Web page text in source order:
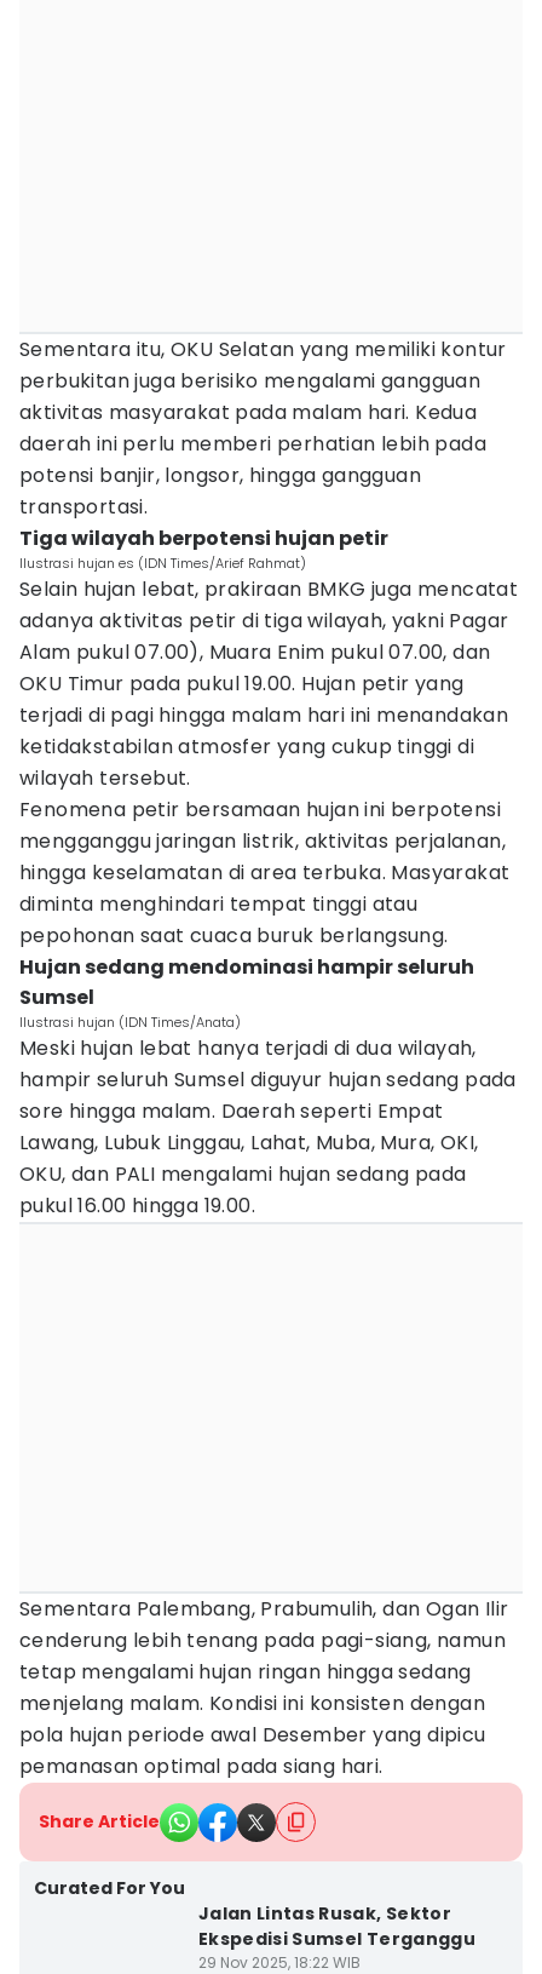
Sementara itu, OKU Selatan yang memiliki kontur
perbukitan juga berisiko mengalami gangguan
aktivitas masyarakat pada malam hari. Kedua
daerah ini perlu memberi perhatian lebih pada
potensi banjir, longsor, hingga gangguan
transportasi.
Tiga wilayah berpotensi hujan petir
Ilustrasi hujan es (IDN Times/Arief Rahmat)
Selain hujan lebat, prakiraan BMKG juga mencatat
adanya aktivitas petir di tiga wilayah, yakni Pagar
Alam pukul 07.00), Muara Enim pukul 07.00, dan
OKU Timur pada pukul 19.00. Hujan petir yang
terjadi di pagi hingga malam hari ini menandakan
ketidakstabilan atmosfer yang cukup tinggi di
wilayah tersebut.
Fenomena petir bersamaan hujan ini berpotensi
mengganggu jaringan listrik, aktivitas perjalanan,
hingga keselamatan di area terbuka. Masyarakat
diminta menghindari tempat tinggi atau
pepohonan saat cuaca buruk berlangsung.
Hujan sedang mendominasi hampir seluruh
Sumsel
Ilustrasi hujan (IDN Times/Anata)
Meski hujan lebat hanya terjadi di dua wilayah,
hampir seluruh Sumsel diguyur hujan sedang pada
sore hingga malam. Daerah seperti Empat
Lawang, Lubuk Linggau, Lahat, Muba, Mura, OKI,
OKU, dan PALI mengalami hujan sedang pada
pukul 16.00 hingga 19.00.
Sementara Palembang, Prabumulih, dan Ogan Ilir
cenderung lebih tenang pada pagi-siang, namun
tetap mengalami hujan ringan hingga sedang
menjelang malam. Kondisi ini konsisten dengan
pola hujan periode awal Desember yang dipicu
pemanasan optimal pada siang hari.
Share Article
Curated For You
Jalan Lintas Rusak, Sektor
Ekspedisi Sumsel Terganggu
29 Nov 2025, 18:22 WIB